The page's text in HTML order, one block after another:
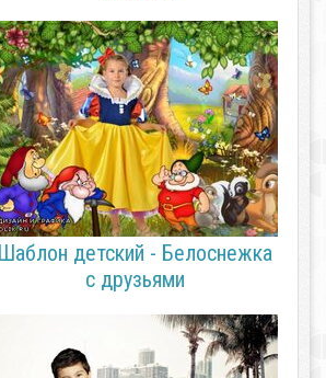
Шаблон детский - Белоснежка
с друзьями